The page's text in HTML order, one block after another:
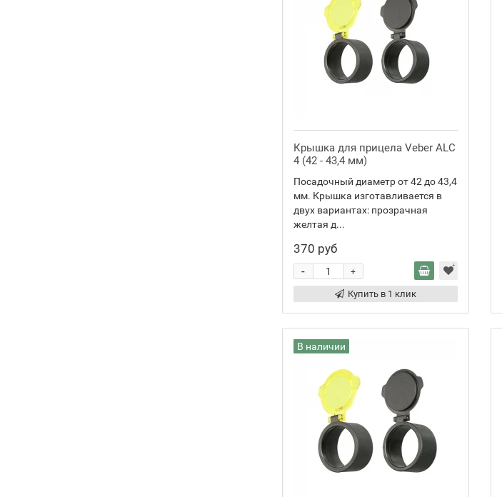
Крышка для прицела Veber ALC
4 (42 - 43,4 мм)
Посадочный диаметр от 42 до 43,4
мм. Крышка изготавливается в
двух вариантах: прозрачная
желтая д...
370 руб
+
-
Купить в 1 клик
В наличии